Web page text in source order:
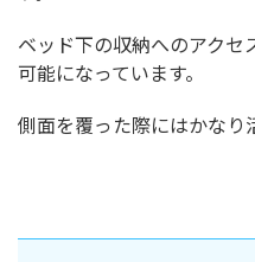
ベッド下の収納へのアクセ
可能になっています。
側面を覆った際にはかなり